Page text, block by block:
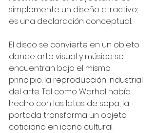
simplemente un diseño atractivo;
es una declaración conceptual.
El disco se convierte en un objeto
donde arte visual y música se
encuentran bajo el mismo
principio: la reproducción industrial
del arte. Tal como Warhol había
hecho con las latas de sopa, la
portada transforma un objeto
cotidiano en icono cultural.